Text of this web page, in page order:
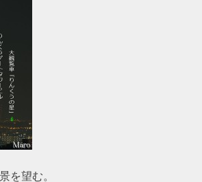
を望む。